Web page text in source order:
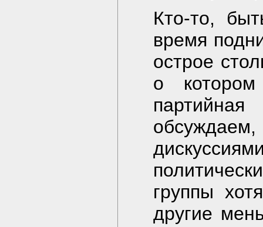
Кто-то,
время
острое
о
группы
другие